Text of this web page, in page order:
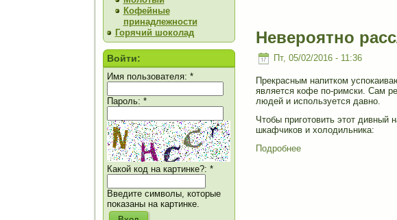
Кофейные
принадлежности
Горячий шоколад
Войти:
Имя пользователя: *
Пароль: *
Какой код на картинке?: *
Введите символы, которые
показаны на картинке.
Невероятно
Пт, 05/02/2016 - 11:36
Прекрасным напитком
является кофе по-римски. Сам
людей и используется давно.
Чтобы приготовить этот дивный
шкафчиков и холодильника:
Подробнее